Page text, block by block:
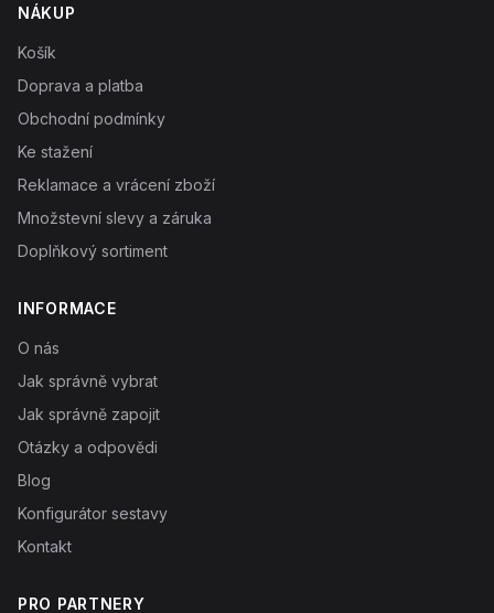
NÁKUP
Košík
Doprava a platba
Obchodní podmínky
Ke stažení
Reklamace a vrácení zboží
Množstevní slevy a záruka
Doplňkový sortiment
INFORMACE
O nás
Jak správně vybrat
Jak správně zapojit
Otázky a odpovědi
Blog
Konfigurátor sestavy
Kontakt
PRO PARTNERY